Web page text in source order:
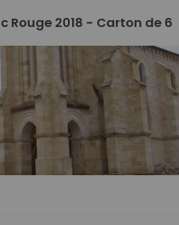
Rouge 2018 - Carton de 6